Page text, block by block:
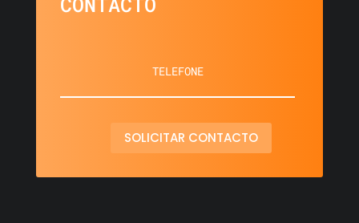
SOLICITAR CONTACTO